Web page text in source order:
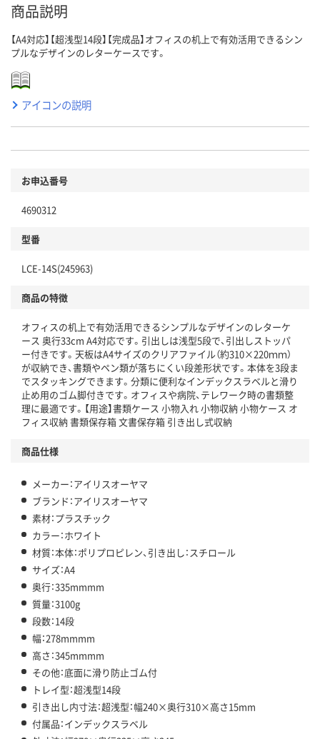
商品説明
【A4対応】【超浅型14段】【完成品】オフィスの机上で有効活用できるシン
プルなデザインのレターケースです。
アイコンの説明
お申込番号
4690312
型番
LCE-14S(245963)
商品の特徴
オフィスの机上で有効活用できるシンプルなデザインのレターケ
ース 奥行33cm A4対応です。引出しは浅型5段で、引出しストッパ
ー付きです。天板はA4サイズのクリアファイル（約310×220ｍｍ）
が収納でき、書類やペン類が落ちにくい段差形状です。本体を3段ま
でスタッキングできます。分類に便利なインデックスラベルと滑り
止め用のゴム脚付きです。オフィスや病院、テレワーク時の書類整
理に最適です。【用途】書類ケース 小物入れ 小物収納 小物ケース オ
フィス収納 書類保存箱 文書保存箱 引き出し式収納
商品仕様
メーカー：アイリスオーヤマ
ブランド：アイリスオーヤマ
素材：プラスチック
カラー：ホワイト
材質：本体：ポリプロピレン、引き出し：スチロール
サイズ：A4
奥行：335mmmm
質量：3100g
段数：14段
幅：278mmmm
高さ：345mmmm
その他：底面に滑り防止ゴム付
トレイ型：超浅型14段
引き出し内寸法：超浅型：幅240×奥行310×高さ15mm
付属品：インデックスラベル